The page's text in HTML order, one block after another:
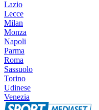
Lazio
Lecce
Milan
Monza
Napoli
Parma
Roma
Sassuolo
Torino
Udinese
Venezia